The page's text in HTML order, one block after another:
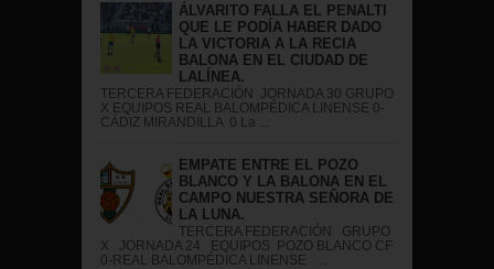
ÁLVARITO FALLA EL PENALTI
QUE LE PODÍA HABER DADO
LA VICTORIA A LA RECIA
BALONA EN EL CIUDAD DE
LALÍNEA.
TERCERA FEDERACIÓN JORNADA 30 GRUPO
X EQUIPOS REAL BALOMPÉDICA LINENSE 0-
CÁDIZ MIRANDILLA 0 La ...
EMPATE ENTRE EL POZO
BLANCO Y LA BALONA EN EL
CAMPO NUESTRA SEÑORA DE
LA LUNA.
TERCERA FEDERACIÓN GRUPO
X JORNADA 24 EQUIPOS POZO BLANCO CF
0-REAL BALOMPÉDICA LINENSE ...